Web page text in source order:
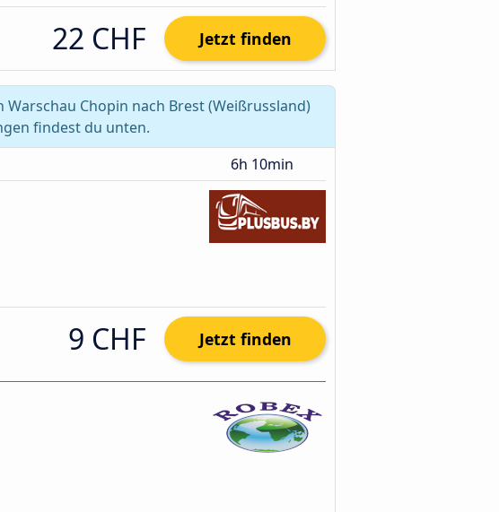
22 CHF Jetzt finden
Chopin nach Brest (Weißrussland)
findest du unten.
6h 10min
9 CHF Jetzt finden